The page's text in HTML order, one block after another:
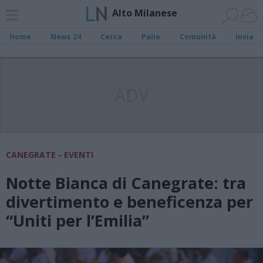
Alto Milanese
Home News 24 Cerca Palio Comunità Invia
CANEGRATE - EVENTI
Notte Bianca di Canegrate: tra
divertimento e beneficenza per
“Uniti per l’Emilia”